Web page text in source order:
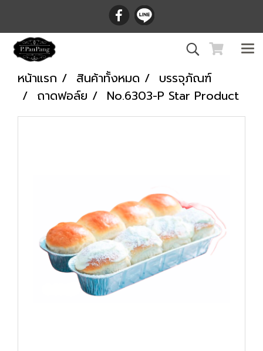
หน้าแรก สินค้าทั้งหมด
บรรจุภัณฑ์
ถาดฟอล์ย
No.6303-P Star Product